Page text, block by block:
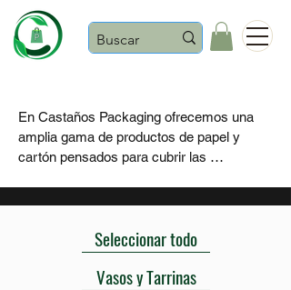
En Castaños Packaging ofrecemos una
amplia gama de productos de papel y
cartón pensados para cubrir las
Nuestro packaging combina funcionalidad,
resistencia y una imagen cuidada, ideal
Seleccionar todo
Vasos y Tarrinas